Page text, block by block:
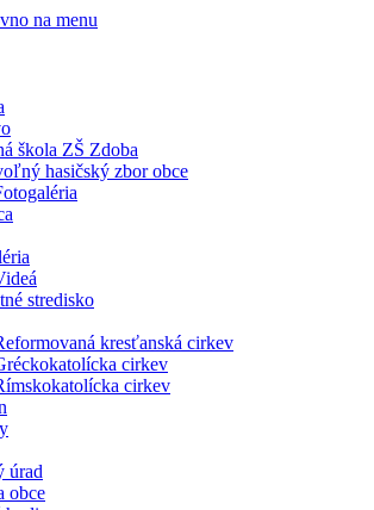
na menu
škola ZŠ Zdoba
hasičský zbor obce
stredisko
kresťanská cirkev
cirkev
cirkev
úrad
obce